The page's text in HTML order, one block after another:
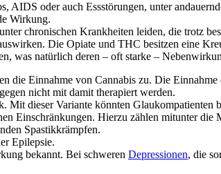
AIDS oder auch Essstörungen, unter
Wirkung.
chronischen Krankheiten leiden, die trotz
Die Opiate und THC besitzen eine
was natürlich deren – oft starke –
die Einnahme von Cannabis zu. Die
nicht mit damit therapiert werden.
dieser Variante könnten Glaukompatienten
Einschränkungen. Hierzu zählen mitunter
Spastikkrämpfen.
Epilepsie.
bekannt. Bei schweren Depressionen, die